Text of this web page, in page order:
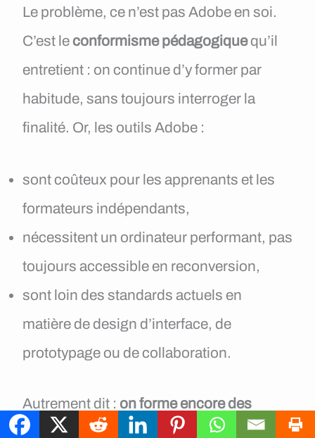
Le problème, ce n’est pas Adobe en soi.
C’est leconformisme pédagogiquequ’il
entretient : on continue d’y former par
habitude, sans toujours interroger la
finalité. Or, les outils Adobe :
sont coûteux pour les apprenants et les
formateurs indépendants,
nécessitent un ordinateur performant, pas
toujours accessible en reconversion,
sont loin des standards actuels en
matière de design d’interface, de
prototypage ou de collaboration.
Autrement dit : on forme encore des
personnes à manier des outils d’hier,